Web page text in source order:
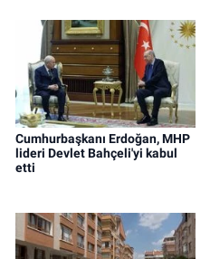
Cumhurbaşkanı Erdoğan, MHP
lideri Devlet Bahçeli'yi kabul
etti